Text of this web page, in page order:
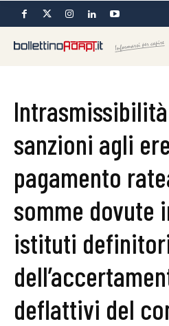
sanzioni agli
pagamento
somme dovute
istituti
deflattivi del